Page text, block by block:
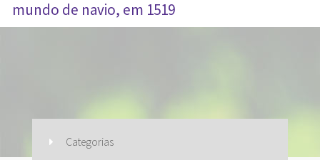
mundo de navio, em 1519
Categorias